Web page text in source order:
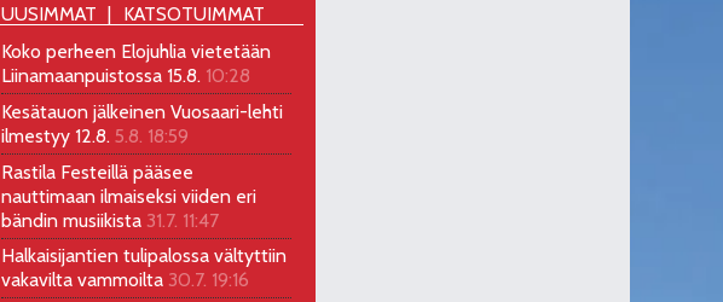
UUSIMMAT
KATSOTUIMMAT
Koko perheen Elojuhlia vietetään
Liinamaanpuistossa 15.8. 10:28
Kesätauon jälkeinen Vuosaari-lehti
ilmestyy 12.8. 5.8. 18:59
Rastila Festeillä pääsee
nauttimaan ilmaiseksi viiden eri
bändin musiikista 31.7. 11:47
Halkaisijantien tulipalossa vältyttiin
vakavilta vammoilta 30.7. 19:16